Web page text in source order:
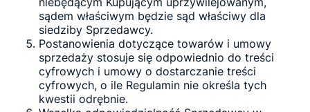
sądem właściwym będzie sąd właściwy dla
siedziby Sprzedawcy.
Postanowienia dotyczące towarów i umowy
sprzedaży stosuje się odpowiednio do treści
cyfrowych i umowy o dostarczanie treści
cyfrowych, o ile Regulamin nie określa tych
kwestii odrębnie.